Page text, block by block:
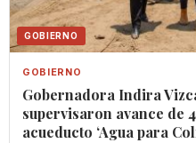
GOBIERNO
GOBIERNO
Gobernadora Indira
supervisaron avance de
acueducto ‘Agua para